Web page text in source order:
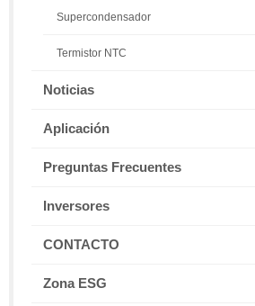
Supercondensador
Termistor NTC
Noticias
Aplicación
Preguntas Frecuentes
Inversores
CONTACTO
Zona ESG